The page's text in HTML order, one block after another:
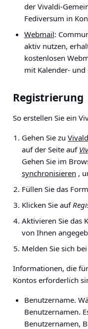
der Vivaldi-
Fediversum in
Webmail:
aktiv nutzen,
kostenlosen
mit Kalender-
Registrierung
So erstellen Sie ein
Gehen Sie zu
auf der Seite auf
Gehen Sie im
synchronisieren ,
Füllen Sie das
Klicken Sie auf
Aktivieren Sie das
von Ihnen
Melden Sie sich
Informationen, die
Kontos erforderlich
Benutzername.
Benutzernamen.
Benutzernamen,